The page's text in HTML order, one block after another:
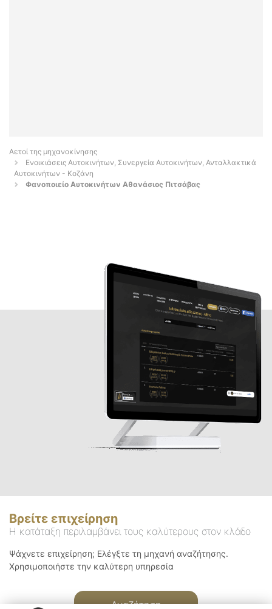
Αετοί της μηχανοκίνησης
Ενοικιάσεις Αυτοκινήτων, Συνεργεία Αυτοκινήτων, Ανταλλακτικά
Αυτοκινήτων - Κοζάνη
Φανοποιείο Αυτοκινήτων Αθανάσιος Πιτσάβας
Βρείτε επιχείρηση
Η κατάταξη περιλαμβάνει τους καλύτερους στον κλάδο
Ψάχνετε επιχείρηση; Ελέγξτε τη μηχανή αναζήτησης.
Χρησιμοποιήστε την καλύτερη υπηρεσία
Αναζήτηση